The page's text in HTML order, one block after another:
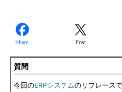
Share Post
質問
今回のERPシステムのリプレース